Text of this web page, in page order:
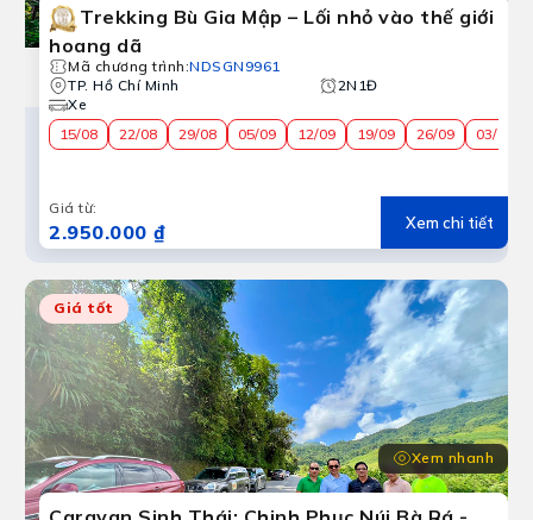
Bình Phước
lịch Bình Phước, du khách được hòa mình vào
Trekking Bù Gia Mập – Lối nhỏ vào thế giới
hoang dã
Mã chương trình:NDSGN9961
TP. Hồ Chí Minh
2N1Đ
Xe
15/08
22/08 29/08 05/09 12/09 19/09 26/09 03/10
Giá từ:
2.950.000 ₫ Xem chi tiết
Giá tốt
Xem nhanh